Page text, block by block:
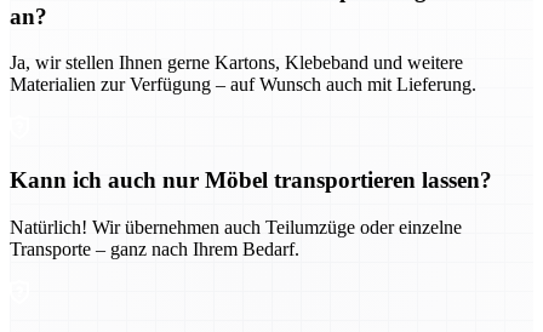
an?
Ja, wir stellen Ihnen gerne Kartons, Klebeband und weitere
Materialien zur Verfügung – auf Wunsch auch mit Lieferung.
Kann ich auch nur Möbel transportieren lassen?
Natürlich! Wir übernehmen auch Teilumzüge oder einzelne
Transporte – ganz nach Ihrem Bedarf.